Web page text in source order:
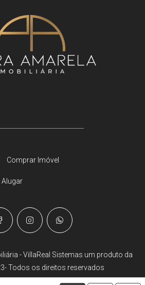
Comprar Imóvel
Alugar
- VillaReal Sistemas um produto da
Todos os direitos reservados